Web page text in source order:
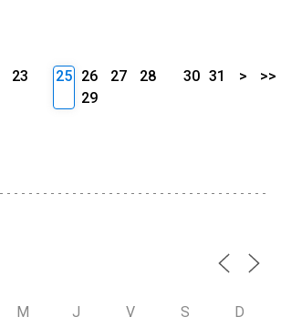
23
25 26 27
28
29
30 31 > >>
M J V S D